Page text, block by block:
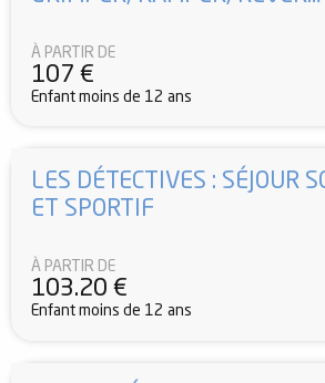
À PARTIR DE
107 €
Enfant moins de 12 ans
LES DÉTECTIVES : SÉJOUR
ET SPORTIF
À PARTIR DE
103.20 €
Enfant moins de 12 ans